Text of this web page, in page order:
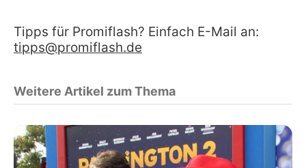
Tipps für Promiflash? Einfach E-Mail an:
tipps@promiflash.de
Weitere Artikel zum Thema